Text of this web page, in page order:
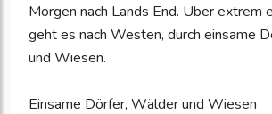
Morgen nach Lands End. Über extrem
geht es nach Westen, durch einsame
und Wiesen.
Einsame Dörfer, Wälder und Wiesen